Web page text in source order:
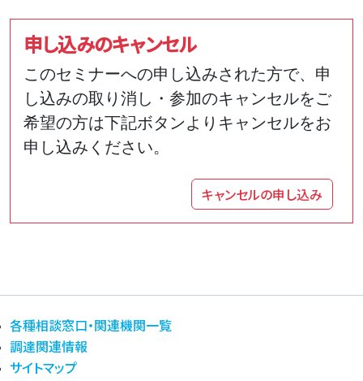
申し込みのキャンセル
このセミナーへの申し込みされた方で、申
し込みの取り消し・参加のキャンセルをご
希望の方は下記ボタンよりキャンセルをお
申し込みください。
キャンセルの申し込み
各種相談窓口・関連機関一覧
調達関連情報
サイトマップ